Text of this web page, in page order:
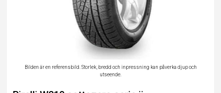
Bilden är en referensbild. Storlek, bredd och inpressning kan påverka djup och
utseende.